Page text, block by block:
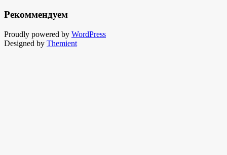
Рекоммендуем
Proudly powered by WordPress
Designed by Themient